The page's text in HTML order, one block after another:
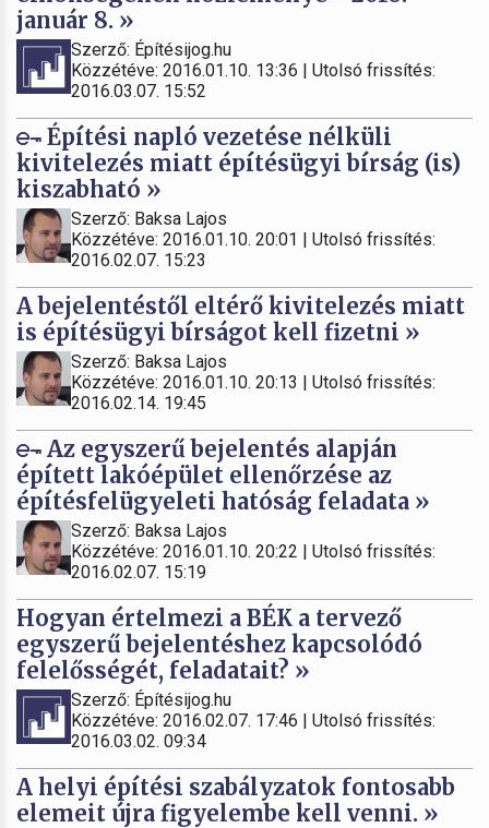
január 8. »
Szerző: Építésijog.hu
Közzétéve: 2016.01.10. 13:36 | Utolsó frissítés:
2016.03.07. 15:52
Építési napló vezetése nélküli
kivitelezés miatt építésügyi bírság (is)
kiszabható »
Szerző: Baksa Lajos
Közzétéve: 2016.01.10. 20:01 | Utolsó frissítés:
2016.02.07. 15:23
A bejelentéstől eltérő kivitelezés miatt
is építésügyi bírságot kell fizetni »
Szerző: Baksa Lajos
Közzétéve: 2016.01.10. 20:13 | Utolsó frissítés:
2016.02.14. 19:45
Az egyszerű bejelentés alapján
épített lakóépület ellenőrzése az
építésfelügyeleti hatóság feladata »
Szerző: Baksa Lajos
Közzétéve: 2016.01.10. 20:22 | Utolsó frissítés:
2016.02.07. 15:19
Hogyan értelmezi a BÉK a tervező
egyszerű bejelentéshez kapcsolódó
felelősségét, feladatait? »
Szerző: Építésijog.hu
Közzétéve: 2016.02.07. 17:46 | Utolsó frissítés:
2016.03.02. 09:34
A helyi építési szabályzatok fontosabb
elemeit újra figyelembe kell venni. »